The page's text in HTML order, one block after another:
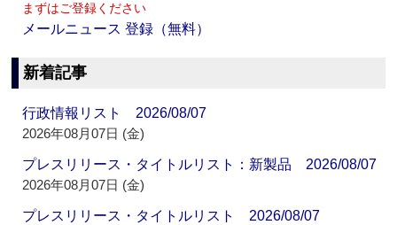
まずはご登録ください
メールニュース 登録（無料）
新着記事
行政情報リスト 2026/08/07
2026年08月07日 (金)
プレスリリース・タイトルリスト：新製品 2026/08/07
2026年08月07日 (金)
プレスリリース・タイトルリスト 2026/08/07